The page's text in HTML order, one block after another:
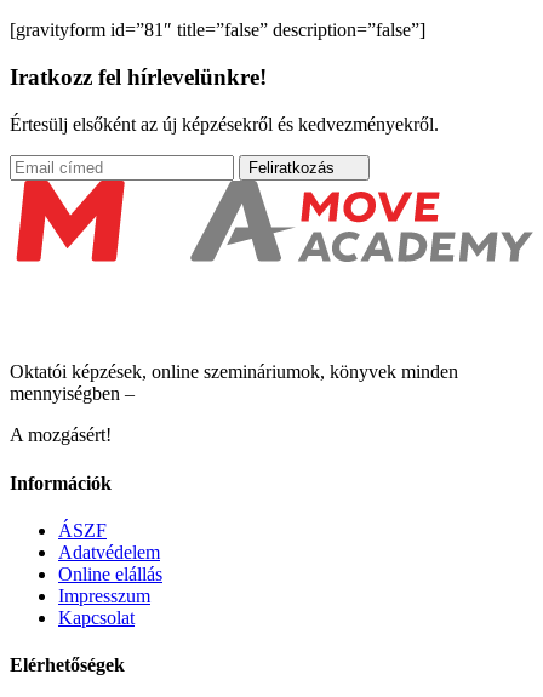
[gravityform id=”81″ title=”false” description=”false”]
Iratkozz fel hírlevelünkre!
Értesülj elsőként az új képzésekről és kedvezményekről.
Feliratkozás
Oktatói képzések, online szemináriumok, könyvek minden
mennyiségben –
A mozgásért!
Információk
ÁSZF
Adatvédelem
Online elállás
Impresszum
Kapcsolat
Elérhetőségek